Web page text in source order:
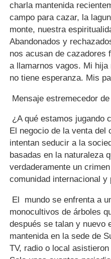
charla mantenida
campo para cazar, la
monte, nuestra
Abandonados y
nos acusan de cazadores
a llamarnos vagos. Mi
no tiene esperanza. Mis
Mensaje estremecedor
¿A qué estamos jugando
El negocio de la venta
intentan seducir a la
basadas en la naturaleza
verdaderamente un
comunidad internacional
El mundo se enfrenta a
monocultivos de árboles
después se talan y nuevo
mantenida en la sede de
TV, radio o local